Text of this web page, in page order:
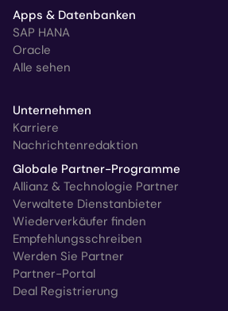
Apps & Datenbanken
SAP HANA
Oracle
Alle sehen
Unternehmen
Karriere
Nachrichtenredaktion
Globale Partner-Programme
Allianz & Technologie Partner
Verwaltete Dienstanbieter
Wiederverkäufer finden
Empfehlungsschreiben
Werden Sie Partner
Partner-Portal
Deal Registrierung